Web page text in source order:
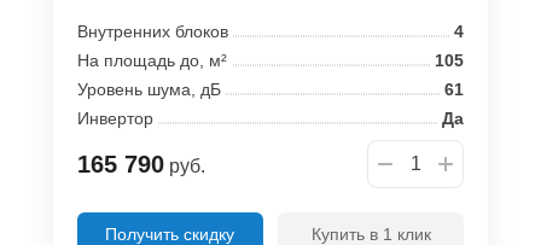
Внутренних блоков
4
На площадь до, м²
105
Уровень шума, дБ
61
Инвертор
Да
165 790 руб.
Получить скидку Купить в 1 клик